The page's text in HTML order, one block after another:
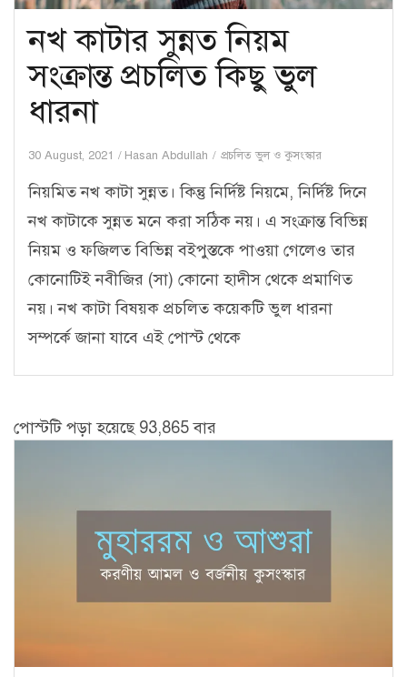
নখ কাটার সুন্নত নিয়ম
সংক্রান্ত প্রচলিত কিছু ভুল
ধারনা
30 August, 2021 Hasan Abdullah প্রচলিত ভুল ও কুসংস্কার
নিয়মিত নখ কাটা সুন্নত। কিন্তু নির্দিষ্ট নিয়মে, নির্দিষ্ট দিনে
নখ কাটাকে সুন্নত মনে করা সঠিক নয়। এ সংক্রান্ত বিভিন্ন
নিয়ম ও ফজিলত বিভিন্ন বইপুস্তকে পাওয়া গেলেও তার
কোনোটিই নবীজির (সা) কোনো হাদীস থেকে প্রমাণিত
নয়। নখ কাটা বিষয়ক প্রচলিত কয়েকটি ভুল ধারনা
সম্পর্কে জানা যাবে এই পোস্ট থেকে
পোস্টটি পড়া হয়েছে 93,865 বার